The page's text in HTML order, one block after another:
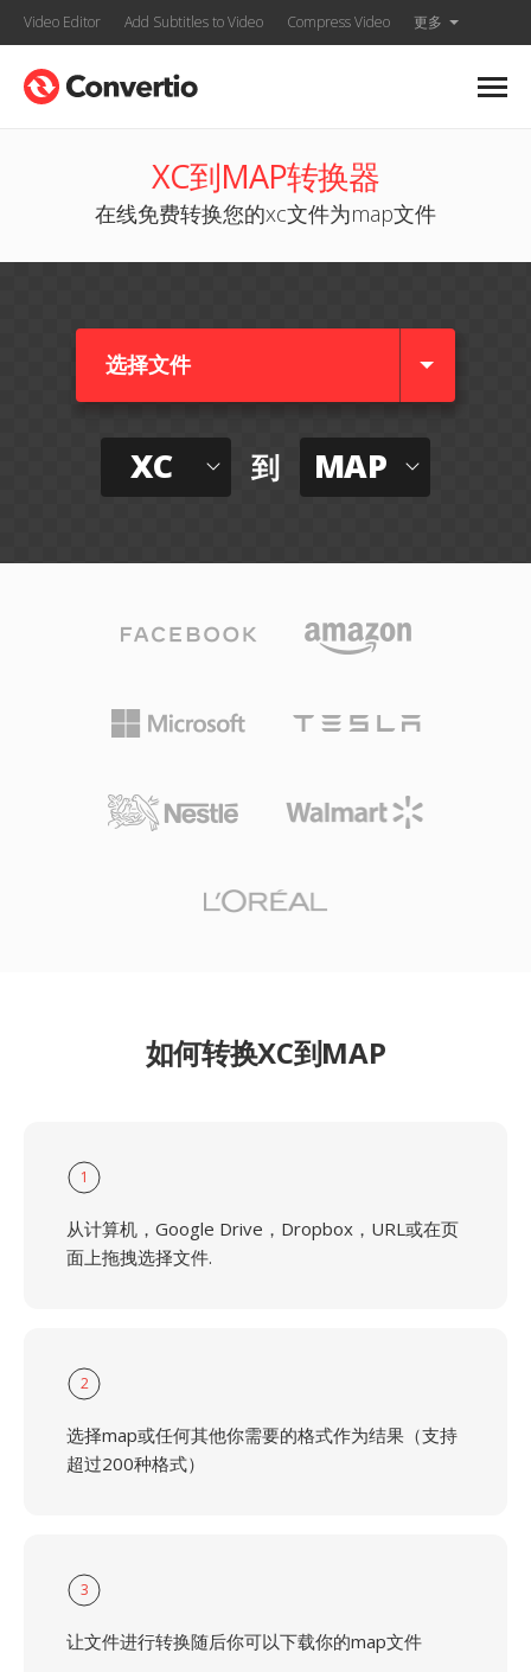
Video Editor Add Subtitles to Video Compress Video 更多
XC到MAP转换器
在线免费转换您的xc文件为map文件
选择文件
XC 到 MAP
如何转换XC到MAP
1
从计算机，Google Drive，Dropbox，URL或在页
面上拖拽选择文件.
2
选择map或任何其他你需要的格式作为结果（支持
超过200种格式）
3
让文件进行转换随后你可以下载你的map文件